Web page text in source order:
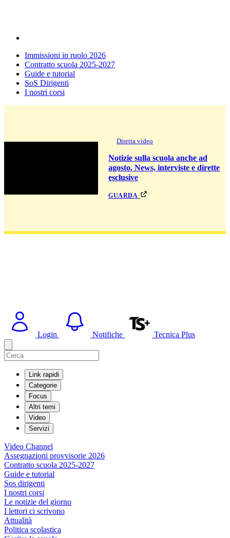
Immissioni in ruolo 2026
Contratto scuola 2025-2027
Guide e tutorial
SoS Dirigenti
I nostri corsi
Diretta video
Notizie sulla scuola anche ad
agosto. News, interviste e dirette
esclusive
guarda
Login Notifiche Tecnica Plus
Link rapidi
Categorie
Focus
Altri temi
Video
Servizi
Video Channel
Assegnazioni provvisorie 2026
Contratto scuola 2025-2027
Guide e tutorial
Sos dirigenti
I nostri corsi
Le notizie del giorno
I lettori ci scrivono
Attualità
Politica scolastica